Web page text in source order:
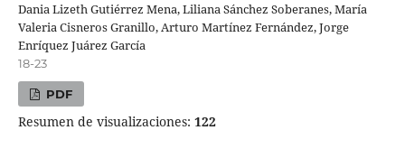
Dania Lizeth Gutiérrez Mena, Liliana Sánchez Soberanes, María
Valeria Cisneros Granillo, Arturo Martínez Fernández, Jorge
Enríquez Juárez García
18-23
PDF
Resumen de visualizaciones: 122